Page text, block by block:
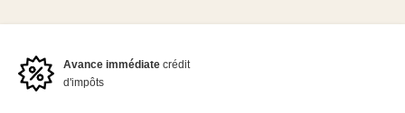
Avance immédiate crédit
d'impôts